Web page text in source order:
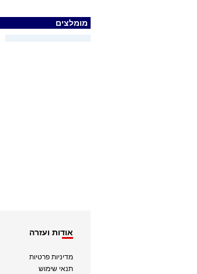
מומלצים
אודות ועזרה
מדיניות פרטיות
תנאי שימוש